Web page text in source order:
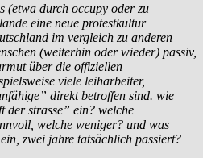
(etwa durch occupy oder zu
eine neue protestkultur
im vergleich zu anderen
(weiterhin oder wieder) passiv,
über die offiziellen
viele leiharbeiter,
direkt betroffen sind. wie
der strasse” ein? welche
welche weniger? und was
zwei jahre tatsächlich passiert?